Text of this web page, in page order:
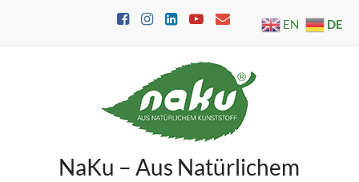
NaKu – Aus Natürlichem
EN DE